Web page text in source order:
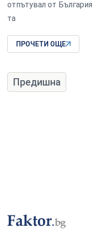
отпътувал от
та
ПРОЧЕТИ ОЩЕ
Предишна